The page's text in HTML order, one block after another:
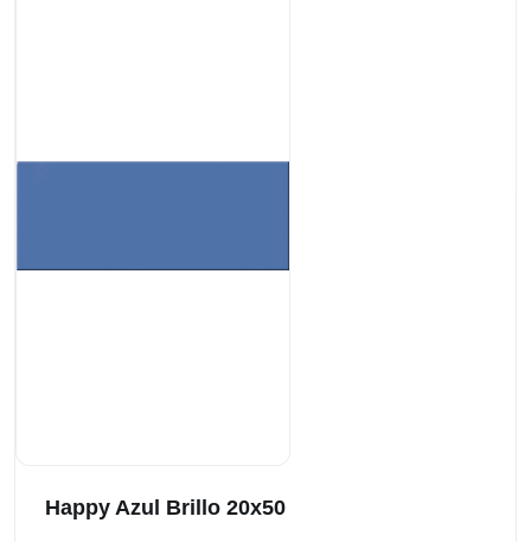
Happy Azul Brillo 20x50